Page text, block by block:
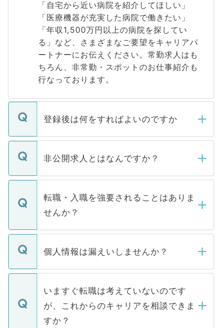
「自宅から近い病院を紹介してほしい」
「医療機器が充実した病院で働きたい」
「年収1,500万円以上の病院を探してい
る」など、さまざまなご要望をキャリアパ
ートナーにお伝えください。常勤求人はも
ちろん、非常勤・スポットのお仕事紹介も
行なっております。
登録後は何をすればよいのですか
ご登録いただきましたら、弊社担当者がご
登録内容を確認し、その後メールもしくは
ます。通常、5営業日以内にはご連絡をせて
いただきますので、しばらくお待ちくださ
非公開求人とはなんですか？
マイナビDOCTORで取り扱っている求人の
うち約3割は、Webサイトからご覧いただ
けない「非公開求人」です。非公開求人は
下記の理由によって、一般には公開してい
ません。
■応募殺到を避けるため 人気のある医療機
関を公にしてしまうと、応募が殺到する場
に、医療機関が求める条件に合った人材の
みを人材紹介会社に依頼するケースが増え
ています。
転職・入職を強要されることはありま
せんか？
転職・入職を強要することは一切ありませ
ん。また、仮に応募先から内定をいただい
定を承諾する必要はありません。内定先へ
の辞退の連絡はキャリアパートナーが行い
個人情報は漏えいしませんか？
個人情報が漏えいすることはありませんの
で、ご安心ください。当サイトからの登録
などで収集したご登録者様の個人情報は、
ご本人のキャリアアップおよび転職活動の
支援を目的に使用いたします。お預かりし
いますぐ転職は考えていないのです
が、これからのキャリアを相談できま
すか？